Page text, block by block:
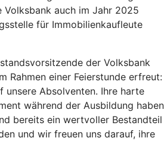
Volksbank auch im Jahr 2025
für Immobilienkaufleute
der Volksbank
Rahmen einer Feierstunde erfreut:
unsere Absolventen. Ihre harte
während der Ausbildung haben
bereits ein wertvoller Bestandteil
und wir freuen uns darauf, ihre